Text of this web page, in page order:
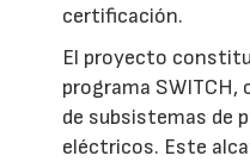
certificación.
El proyecto
programa SWITCH,
de subsistemas de
eléctricos. Este